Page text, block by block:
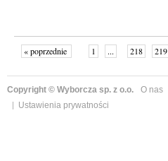
« poprzednie 1 ... 218 219
Copyright © Wyborcza sp. z o.o. O nas
Ustawienia prywatności